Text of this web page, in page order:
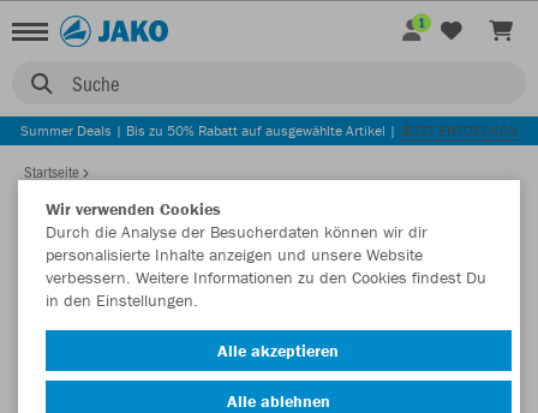
Suche
1
Summer Deals | Bis zu 50% Rabatt auf ausgewählte Artikel | JETZT ENTDECKEN
Startseite
Wir verwenden Cookies
Durch die Analyse der Besucherdaten können wir dir
personalisierte Inhalte anzeigen und unsere Website
verbessern. Weitere Informationen zu den Cookies findest Du
in den Einstellungen.
Alle akzeptieren
Alle ablehnen